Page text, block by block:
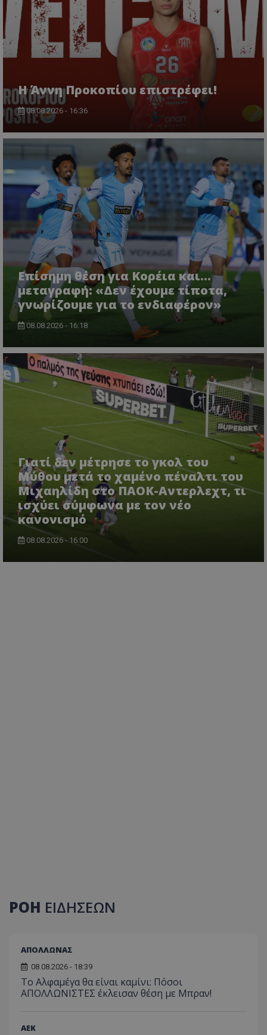
Η Άννη Προκοπίου επιστρέφει!
08.08.2026 - 16:36
Επίσημη θέση για Κορέια και...
μεταγραφή: «Δεν έχουμε τίποτα,
γνωρίζουμε για το ενδιαφέρον»
08.08.2026 - 16:18
Γιατί δεν μέτρησε το γκολ του
Μύθου μετά το χαμένο πέναλτι του
Μιχαηλίδη στο ΠΑΟΚ-Αντερλεχτ, τι
ισχύει σύμφωνα με τον νέο
κανονισμό
08.08.2026 - 16:00
ΡΟΗ ΕΙΔΗΣΕΩΝ
ΑΠΟΛΛΩΝΑΣ
08.08.2026 - 18:39
Το Αλφαμέγα θα είναι καμίνι: Πόσοι
ΑΠΟΛΛΩΝΙΣΤΕΣ έκλεισαν θέση με Μπραν!
ΑEK